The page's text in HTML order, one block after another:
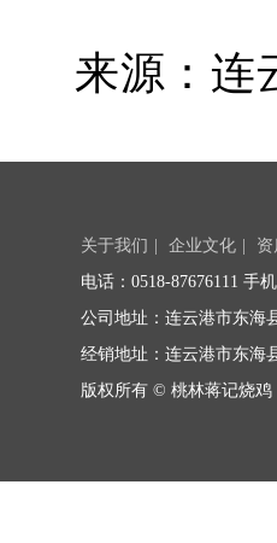
来源：连
关于我们 企业文化
电话：0518-87676111 手
公司地址：连云港市东海
经销地址：连云港市东海
版权所有 © 桃林蒋记烧鸡